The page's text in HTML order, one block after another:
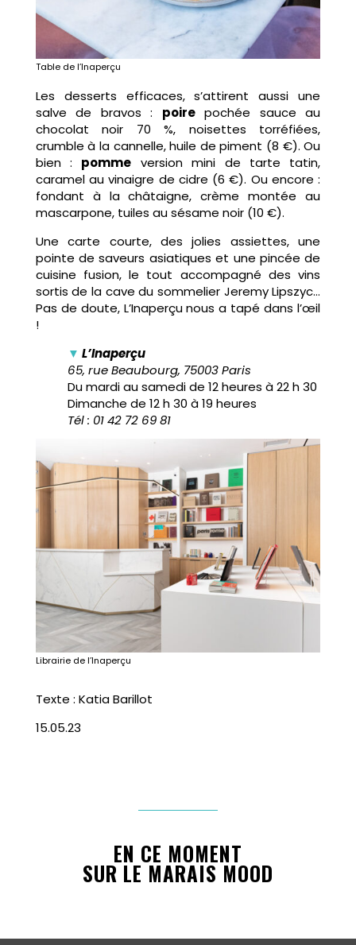
Table de l’Inaperçu
Les desserts efficaces, s’attirent aussi une
salve de bravos : poirepochée sauce au
chocolat noir 70 %, noisettes torréfiées,
crumble à la cannelle, huile de piment (8 €). Ou
bien : pomme version mini de tarte tatin,
caramel au vinaigre de cidre (6 €). Ou encore :
fondant à la châtaigne, crème montée au
mascarpone, tuiles au sésame noir (10 €).
Une carte courte, des jolies assiettes, une
pointe de saveurs asiatiques et une pincée de
cuisine fusion, le tout accompagné des vins
sortis de la cave du sommelier Jeremy Lipszyc…
Pas de doute, L’Inaperçu nous a tapé dans l’œil
!
▼ L’Inaperçu
65, rue Beaubourg, 75003 Paris
Du mardi au samedi de 12 heures à 22 h 30
Dimanche de 12 h 30 à 19 heures
Tél : 01 42 72 69 81
Librairie de l’Inaperçu
Texte : Katia Barillot
15.05.23
EN CE MOMENT
SUR LE MARAIS MOOD